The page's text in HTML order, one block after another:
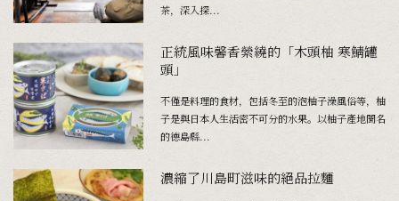
茶，深入探...
正統風味馨香縈繞的「木頭柚 寒鯖罐
頭」
不僅是料理的食材，包括冬至的泡柚子澡風俗等，柚
子是與日本人生活密不可分的水果。以柚子產地聞名
的德島縣...
濃縮了川島町滋味的絕品拉麵